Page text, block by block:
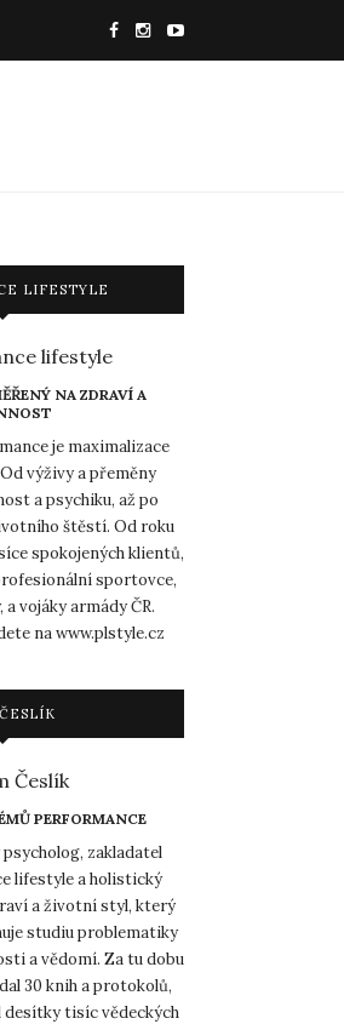
LIFESTYLE
NA ZDRAVÍ A
je maximalizace
výživy a přeměny
a psychiku, až po
štěstí. Od roku
spokojených klientů,
sportovce,
vojáky armády ČR.
na www.plstyle.cz
PERFORMANCE
zakladatel
lifestyle a holistický
a životní styl, který
studiu problematiky
a vědomí. Za tu dobu
30 knih a protokolů,
desítky tisíc vědeckých